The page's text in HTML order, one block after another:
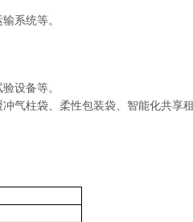
系统等。
验设备等。
气柱袋、柔性包装袋、 智能化共享租